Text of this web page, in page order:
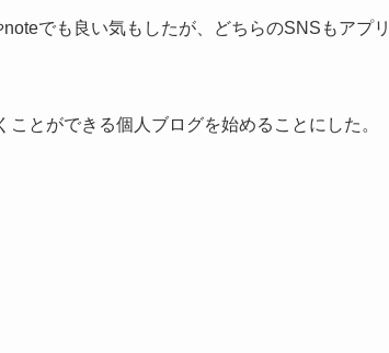
でも良い気もしたが、どちらのSNSもアプ
とができる個人ブログを始めることにした。